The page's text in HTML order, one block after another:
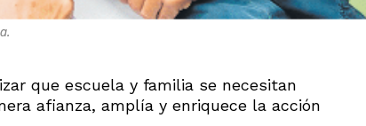
que escuela y familia se necesitan
afianza, amplía y enriquece la acción